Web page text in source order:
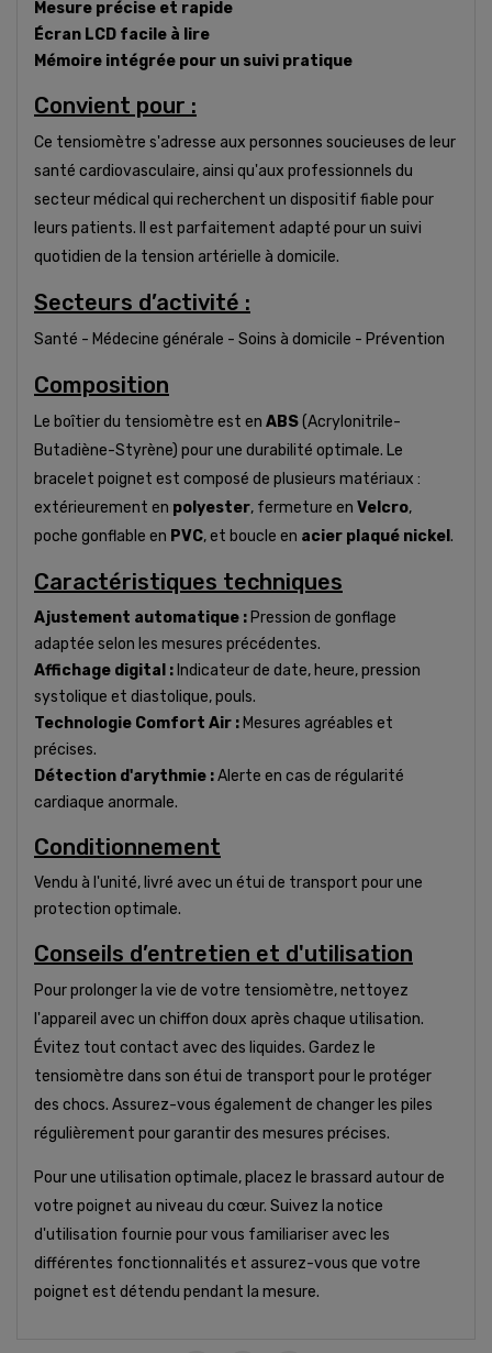
Mesure précise et rapide
Écran LCD facile à lire
Mémoire intégrée pour un suivi pratique
Convient pour :
Ce tensiomètre s'adresse aux personnes soucieuses de leur
santé cardiovasculaire, ainsi qu'aux professionnels du
secteur médical qui recherchent un dispositif fiable pour
leurs patients. Il est parfaitement adapté pour un suivi
quotidien de la tension artérielle à domicile.
Secteurs d’activité :
Santé - Médecine générale - Soins à domicile - Prévention
Composition
Le boîtier du tensiomètre est en ABS(Acrylonitrile-
Butadiène-Styrène) pour une durabilité optimale. Le
bracelet poignet est composé de plusieurs matériaux :
extérieurement en polyester, fermeture en Velcro,
poche gonflable en PVC, et boucle en acier plaqué nickel .
Caractéristiques techniques
Ajustement automatique : Pression de gonflage
adaptée selon les mesures précédentes.
Affichage digital : Indicateur de date, heure, pression
systolique et diastolique, pouls.
Technologie Comfort Air : Mesures agréables et
précises.
Détection d'arythmie :Alerte en cas de régularité
cardiaque anormale.
Conditionnement
Vendu à l'unité, livré avec un étui de transport pour une
protection optimale.
Conseils d’entretien et d'utilisation
Pour prolonger la vie de votre tensiomètre, nettoyez
l'appareil avec un chiffon doux après chaque utilisation.
Évitez tout contact avec des liquides. Gardez le
tensiomètre dans son étui de transport pour le protéger
des chocs. Assurez-vous également de changer les piles
régulièrement pour garantir des mesures précises.
Pour une utilisation optimale, placez le brassard autour de
votre poignet au niveau du cœur. Suivez la notice
d'utilisation fournie pour vous familiariser avec les
différentes fonctionnalités et assurez-vous que votre
poignet est détendu pendant la mesure.